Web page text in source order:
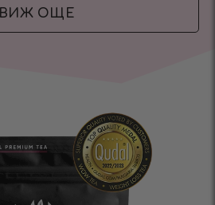
ВИЖ ОЩЕ